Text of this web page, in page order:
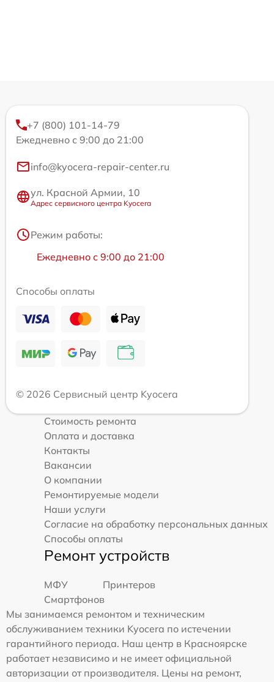
+7 (800) 101-14-79
Ежедневно с 9:00 до 21:00
info@kyocera-repair-center.ru
ул. Красной Армии, 10
Адрес сервисного центра Kyocera
Режим работы:
Ежедневно с 9:00 до 21:00
Способы оплаты
© 2026 Сервисный центр Kyocera
Стоимость ремонта
Оплата и доставка
Контакты
Вакансии
О компании
Ремонтируемые модели
Наши услуги
Согласие на обработку персональных данных
Способы оплаты
Ремонт устройств
МФУ
Принтеров
Смартфонов
Мы занимаемся ремонтом и техническим
обслуживанием техники Kyocera по истечении
гарантийного периода. Наш центр в Красноярске
работает независимо и не имеет официальной
авторизации от производителя. Цены на ремонт,